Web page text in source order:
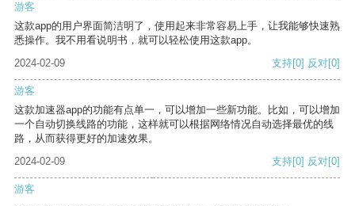
游客
这款app的用户界面简洁明了，使用起来非常容易上手，让我能够快速熟
悉操作。我不用看说明书，就可以轻松使用这款app。
2024-02-09
支持[0] 反对[0]
游客
这款加速器app的功能有点单一，可以增加一些新功能。比如，可以增加
一个自动切换线路的功能，这样就可以根据网络情况自动选择最优的线
路，从而获得更好的加速效果。
2024-02-09
支持[0] 反对[0]
游客